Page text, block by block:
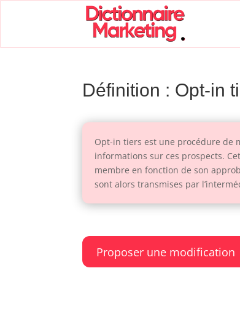
Définition : Opt-in
Opt-in tiers est une procédure de
informations sur ces prospects.
membre en fonction de son
sont alors transmises par
Proposer une modification